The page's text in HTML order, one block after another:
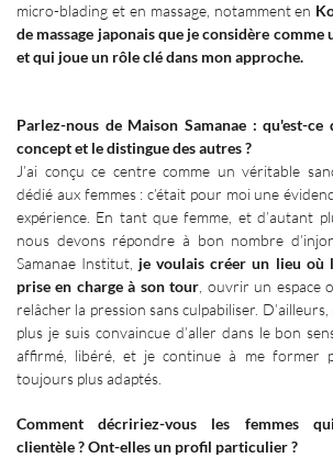
micro-blading et en massage, notamment en
de massage japonais que je considère comme
et qui joue un rôle clé dans mon approche.
Parlez-nous de Maison Samanae : qu'est-ce
concept et le distingue des autres?
J’ai conçu ce centre comme un véritable
dédié aux femmes : c’était pour moi une
expérience. En tant que femme, et d’autant
nous devons répondre à bon nombre
Samanae Institut, je voulais créer un lieu où
prise en charge à son tour , ouvrir un espace
relâcher la pression sans culpabiliser. D’ailleurs,
plus je suis convaincue d’aller dans le bon
affirmé, libéré, et je continue à me former
toujours plus adaptés.
Comment décririez-vous les femmes
clientèle? Ont-elles un profil particulier?